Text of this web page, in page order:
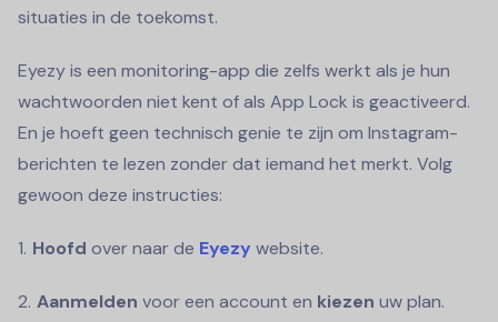
situaties in de toekomst.
Eyezy is een monitoring-app die zelfs werkt als je hun
wachtwoorden niet kent of als App Lock is geactiveerd.
En je hoeft geen technisch genie te zijn om Instagram-
berichten te lezen zonder dat iemand het merkt. Volg
gewoon deze instructies:
Hoofd over naar de Eyezy website.
Aanmelden voor een account en kiezen uw plan.